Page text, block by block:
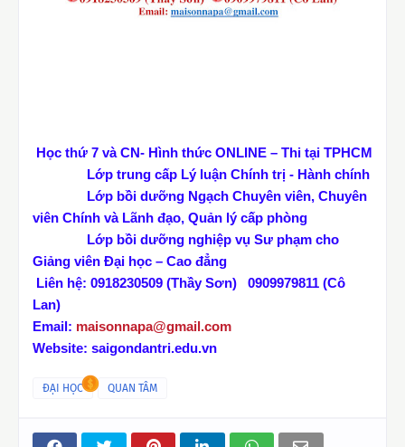
Học thứ 7 và CN- Hình thức ONLINE – Thi tại TPHCM
Lớp trung cấp Lý luận Chính trị - Hành chính
Lớp bồi dưỡng Ngạch Chuyên viên, Chuyên
viên Chính và Lãnh đạo, Quản lý cấp phòng
Lớp bồi dưỡng nghiệp vụ Sư phạm cho
Giảng viên Đại học – Cao đẳng
Liên hệ: 0918230509 (Thầy Sơn)
0909979811 (Cô
Lan)
Email: maisonnapa@gmail.com
Website: saigondantri.edu.vn
ĐẠI HỌC QUAN TÂM